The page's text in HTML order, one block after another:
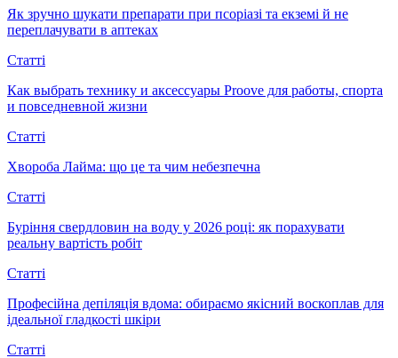
Як зручно шукати препарати при псоріазі та екземі й не
переплачувати в аптеках
Статті
Как выбрать технику и аксессуары Proove для работы, спорта
и повседневной жизни
Статті
Хвороба Лайма: що це та чим небезпечна
Статті
Буріння свердловин на воду у 2026 році: як порахувати
реальну вартість робіт
Статті
Професійна депіляція вдома: обираємо якісний воскоплав для
ідеальної гладкості шкіри
Статті